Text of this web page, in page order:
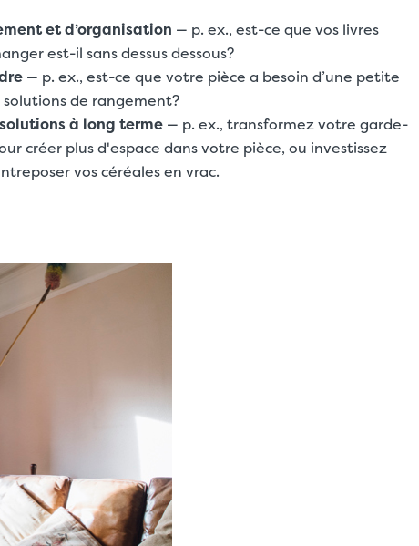
et d’organisation — p. ex., est-ce que vos livres
est-il sans dessus dessous?
— p. ex., est-ce que votre pièce a besoin d’une petite
de rangement?
à long terme — p. ex., transformez votre garde-
créer plus d'espace dans votre pièce, ou investissez
vos céréales en vrac.